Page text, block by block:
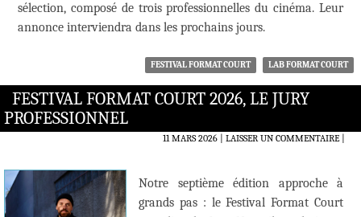
sélection, composé de trois professionnelles du cinéma. Leur
annonce interviendra dans les prochains jours.
FESTIVAL FORMAT COURT LAB FORMAT COURT
FESTIVAL FORMAT COURT 2026, LE JURY
PROFESSIONNEL
11 MARS 2026 LAISSER UN COMMENTAIRE|
Notre septième édition approche à
grands pas : le Festival Format Court